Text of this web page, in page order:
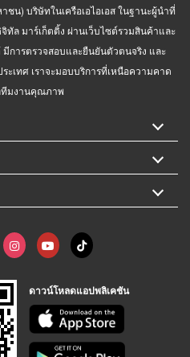
ชน) บริษัทในเครือเอไอเอส ในฐานะผู้นำที่
ล มาร์เก็ตติ้ง ผ่านเว็บไซต์รวมสินค้าและ
มีการตรวจสอบและยืนยันตัวตนจริง และ
เทศ เราจะมอบบริการที่เหนือความคาด
มงานคุณภาพ
ดาวน์โหลดแอปพลิเคชัน